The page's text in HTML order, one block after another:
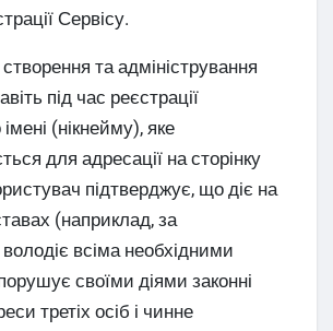
Сервісу.
та адміністрування
під час реєстрації
(нікнейму), яке
для адресації на сторінку
підтверджує, що діє на
(наприклад, за
всіма необхідними
своїми діями законні
третіх осіб і чинне